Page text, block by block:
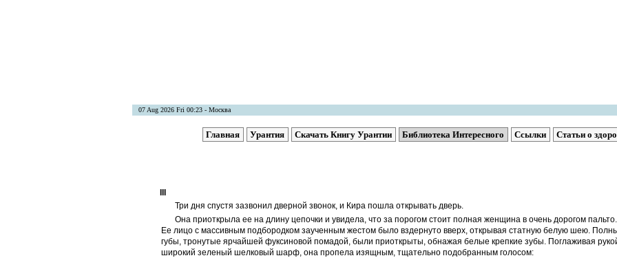
07 Aug 2026 Fri 00:23 - Москва
Главная Урантия Скачать Книгу Урантии Библиотека Интересного Ссылки Статьи о
Три дня спустя зазвонил дверной звонок, и Кира пошла открывать дверь.
Она приоткрыла ее на длину цепочки и увидела, что за порогом стоит полная женщина в очень дорогом пальто.
Ее лицо с массивным подбородком заученным жестом было вздернуто вверх, открывая статную белую шею.
губы, тронутые ярчайшей фуксиновой помадой, были приоткрыты, обнажая белые крепкие зубы. Поглаживая
широкий зеленый шелковый шарф, она пропела изящным, тщательно подобранным голосом: